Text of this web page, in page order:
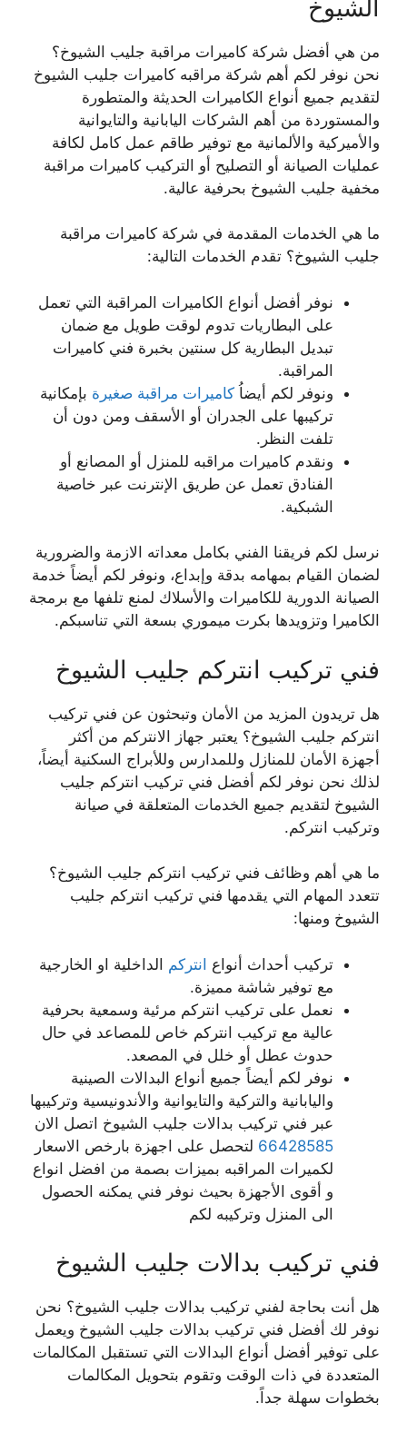
الشيوخ
من هي أفضل شركة كاميرات مراقبة جليب الشيوخ؟
نحن نوفر لكم أهم شركة مراقبه كاميرات جليب الشيوخ
لتقديم جميع أنواع الكاميرات الحديثة والمتطورة
والمستوردة من أهم الشركات اليابانية والتايوانية
والأميركية والألمانية مع توفير طاقم عمل كامل لكافة
عمليات الصيانة أو التصليح أو التركيب كاميرات مراقبة
مخفية جليب الشيوخ بحرفية عالية.
ما هي الخدمات المقدمة في شركة كاميرات مراقبة
جليب الشيوخ؟ تقدم الخدمات التالية:
نوفر أفضل أنواع الكاميرات المراقبة التي تعمل
على البطاريات تدوم لوقت طويل مع ضمان
تبديل البطارية كل سنتين بخبرة فني كاميرات
المراقبة.
ونوفر لكم أيضاُ كاميرات مراقبة صغيرة بإمكانية
تركيبها على الجدران أو الأسقف ومن دون أن
تلفت النظر.
ونقدم كاميرات مراقبه للمنزل أو المصانع أو
الفنادق تعمل عن طريق الإنترنت عبر خاصية
الشبكية.
نرسل لكم فريقنا الفني بكامل معداته الازمة والضرورية
لضمان القيام بمهامه بدقة وإبداع، ونوفر لكم أيضاً خدمة
الصيانة الدورية للكاميرات والأسلاك لمنع تلفها مع برمجة
الكاميرا وتزويدها بكرت ميموري بسعة التي تناسبكم.
فني تركيب انتركم جليب الشيوخ
هل تريدون المزيد من الأمان وتبحثون عن فني تركيب
انتركم جليب الشيوخ؟ يعتبر جهاز الانتركم من أكثر
أجهزة الأمان للمنازل وللمدارس وللأبراج السكنية أيضاً،
لذلك نحن نوفر لكم أفضل فني تركيب انتركم جليب
الشيوخ لتقديم جميع الخدمات المتعلقة في صيانة
وتركيب انتركم.
ما هي أهم وظائف فني تركيب انتركم جليب الشيوخ؟
تتعدد المهام التي يقدمها فني تركيب انتركم جليب
الشيوخ ومنها:
تركيب أحداث أنواع انتركم الداخلية او الخارجية
مع توفير شاشة مميزة.
نعمل على تركيب انتركم مرئية وسمعية بحرفية
عالية مع تركيب انتركم خاص للمصاعد في حال
حدوث عطل أو خلل في المصعد.
نوفر لكم أيضاً جميع أنواع البدالات الصينية
واليابانية والتركية والتايوانية والأندونيسية وتركيبها
عبر فني تركيب بدالات جليب الشيوخ اتصل الان
66428585 لتحصل على اجهزة بارخص الاسعار
لكميرات المراقبه بميزات بصمة من افضل انواع
و أقوى الأجهزة بحيث نوفر فني يمكنه الحصول
الى المنزل وتركيبه لكم
فني تركيب بدالات جليب الشيوخ
هل أنت بحاجة لفني تركيب بدالات جليب الشيوخ؟ نحن
نوفر لك أفضل فني تركيب بدالات جليب الشيوخ ويعمل
على توفير أفضل أنواع البدالات التي تستقبل المكالمات
المتعددة في ذات الوقت وتقوم بتحويل المكالمات
بخطوات سهلة جداً.